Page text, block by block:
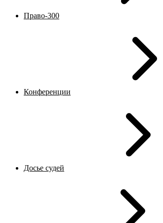
Право-300
Конференции
Досье судей